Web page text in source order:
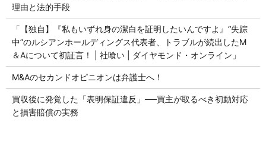
理由と法的手段
「【独自】『私もいずれ身の潔白を証明したいんですよ』“失踪
中”のルシアンホールディングス代表者、トラブルが続出したM
＆Aについて初証言！ | 社喰い | ダイヤモンド・オンライン」
M&Aのセカンドオピニオンは弁護士へ！
買収後に発覚した「表明保証違反」──買主が取るべき初動対応
と損害賠償の実務